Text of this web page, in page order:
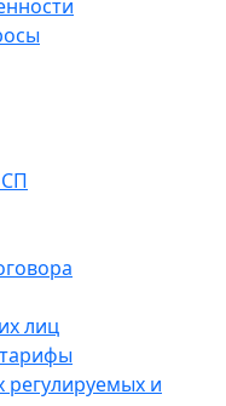
лиц
и